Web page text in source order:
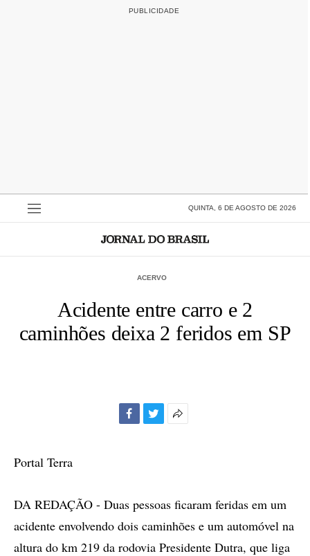
QUINTA, 6 DE AGOSTO DE 2026
ACERVO
Acidente entre carro e 2
caminhões deixa 2 feridos em SP
Portal Terra
DA REDAÇÃO - Duas pessoas ficaram feridas em um
acidente envolvendo dois caminhões e um automóvel na
altura do km 219 da rodovia Presidente Dutra, que liga